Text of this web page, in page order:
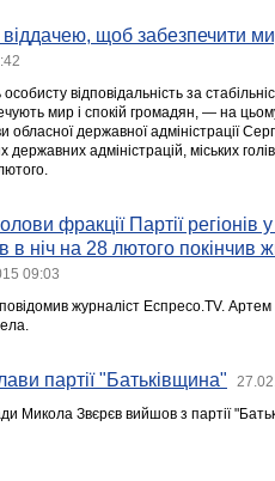
щоб забезпечити
відповідальність за
мир і спокій громадян, — на
обласної державної адміністрації
адміністрацій, міських
фракції Партії регіонів
в ніч на 28 лютого покінчив
09:03
журналіст Еспресо.TV.
партії "Батьківщина"
Микола Звєрєв вийшов з партії